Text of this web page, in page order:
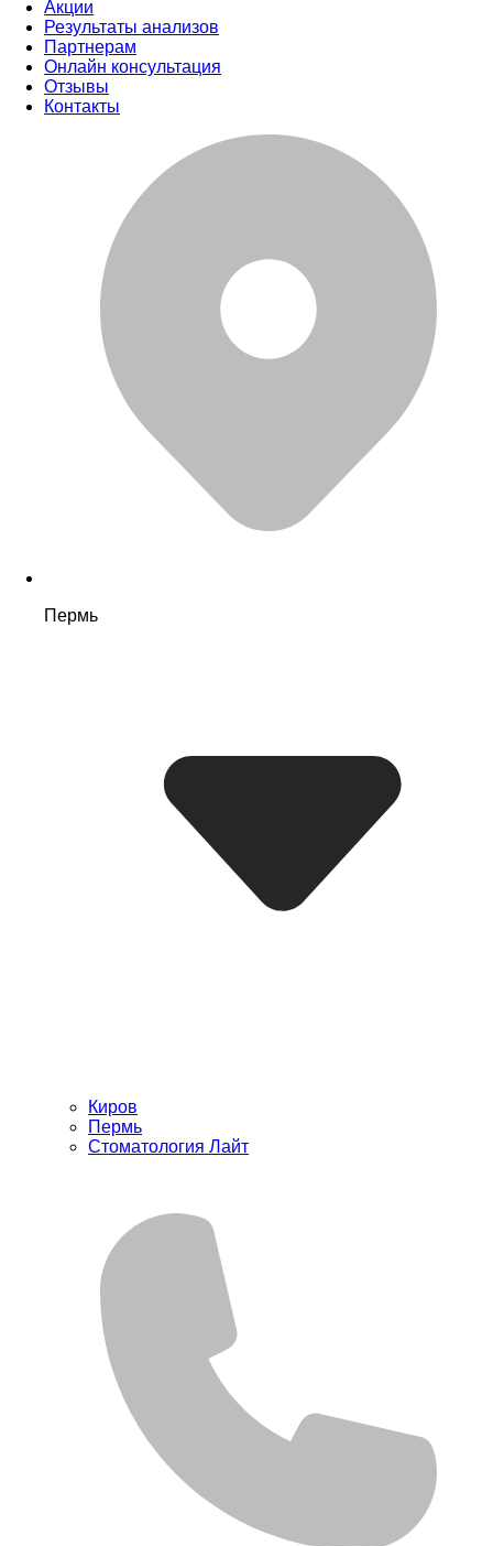
Акции
Результаты анализов
Партнерам
Онлайн консультация
Отзывы
Контакты
Пермь
Киров
Пермь
Стоматология Лайт